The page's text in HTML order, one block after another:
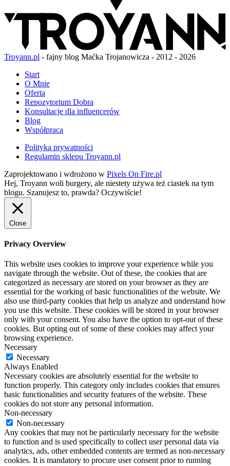
Troyann.pl - fajny blog Maćka Trojanowicza - 2012 - 2026
Start
O Mnie
Oferta
Repozytorium Dobra
Konsultacje dla influencerów
Blog
Współpraca
Polityka prywatności
Regulamin sklepu Troyann.pl
Zaprojektowano i wdrożono w Pixels On Fire.pl
Hej, Troyann woli burgery, ale niestety używa też ciastek na tym
blogu. Szanujesz to, prawda? Oczywiście!
Close
Privacy Overview
This website uses cookies to improve your experience while you
navigate through the website. Out of these, the cookies that are
categorized as necessary are stored on your browser as they are
essential for the working of basic functionalities of the website. We
also use third-party cookies that help us analyze and understand how
you use this website. These cookies will be stored in your browser
only with your consent. You also have the option to opt-out of these
cookies. But opting out of some of these cookies may affect your
browsing experience.
Necessary
Necessary
Always Enabled
Necessary cookies are absolutely essential for the website to
function properly. This category only includes cookies that ensures
basic functionalities and security features of the website. These
cookies do not store any personal information.
Non-necessary
Non-necessary
Any cookies that may not be particularly necessary for the website
to function and is used specifically to collect user personal data via
analytics, ads, other embedded contents are termed as non-necessary
cookies. It is mandatory to procure user consent prior to running